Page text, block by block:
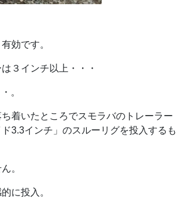
効です。
３インチ以上・・・
。
着いたところでスモラバのトレーラー
3.3インチ」のスルーリグを投入するも
。
に投入。